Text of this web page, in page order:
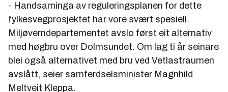
- Handsaminga av reguleringsplanen for dette
fylkesvegprosjektet har vore svært spesiell.
Miljøverndepartementet avslo først eit alternativ
med høgbru over Dolmsundet. Om lag ti år seinare
blei også alternativet med bru ved Vetlastraumen
avslått, seier samferdselsminister Magnhild
Meltveit Kleppa.